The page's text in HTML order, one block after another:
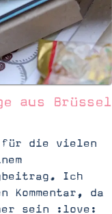
aus Brüssel
für die vielen
Ich
Kommentar, da
sein :love: